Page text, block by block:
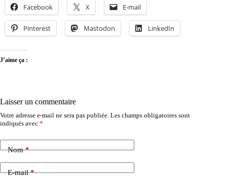
Facebook X E-mail
Pinterest Mastodon LinkedIn
J’aime ça :
Laisser un commentaire
Votre adresse e-mail ne sera pas publiée. Les champs obligatoires sont
indiqués avec *
Nom*
E-mail*